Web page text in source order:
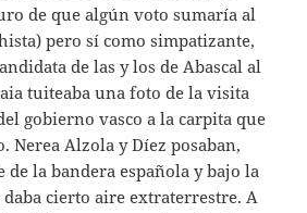
de que algún voto sumaría al
pero sí como simpatizante,
de las y los de Abascal al
tuiteaba una foto de la visita
gobierno vasco a la carpita que
Nerea Alzola y Díez posaban,
de la bandera española y bajo la
cierto aire extraterrestre. A